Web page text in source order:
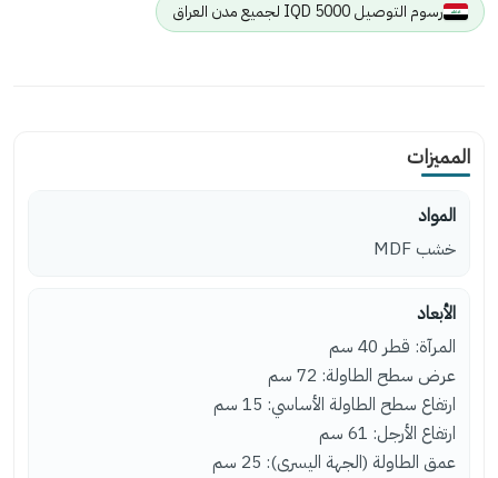
رسوم التوصيل 5000 IQD لجميع مدن العراق
المميزات
المواد
خشب MDF
الأبعاد
المرآة: قطر 40 سم
عرض سطح الطاولة: 72 سم
ارتفاع سطح الطاولة الأساسي: 15 سم
ارتفاع الأرجل: 61 سم
عمق الطاولة (الجهة اليسرى): 25 سم